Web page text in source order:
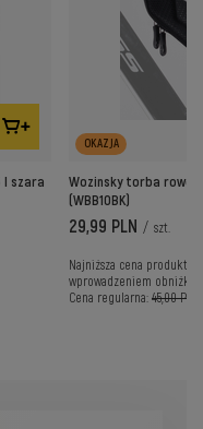
l szara
OKAZJA
Wozinsky torba
(WBB10BK)
29,99 PLN / szt.
Najniższa cena produktu
wprowadzeniem obniżki:
Cena regularna: 45,00 PLN